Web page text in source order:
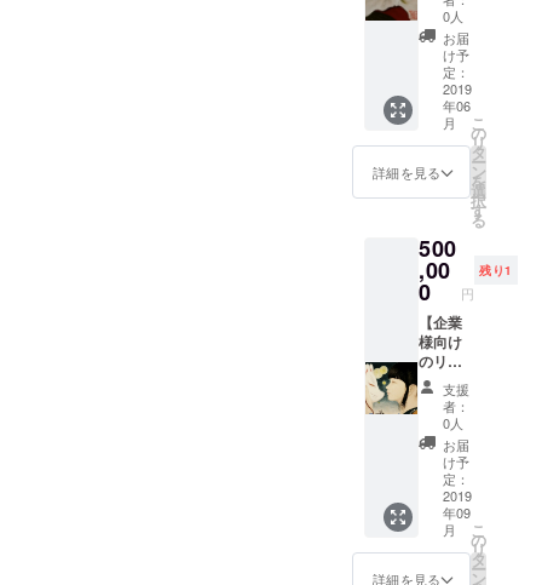
くださ
い) ※浴
衣レン
タルを
利用の
場合は
プロ
ジェク
ト成立
後にカ
りしま
すので
ご希望
の浴衣
と利用
日時を
ご指定
くださ
い。 ※
日本画
の題材
はこち
らで決
めさせ
て頂き
ます。
(画像は
見本で
礼状 ・
浴衣で
ギャラ
リーや
貸しス
ペース
利用(浴
衣レン
タル回
数券10
リー、
貸しス
ペース
利用回
数券5
枚) また
は、代
表春曄
作日本
画2枚と
オリジ
ナル
グッズ
セット
の2通り
からご
支援の
際に、
0人
お届
け予
定：
2019
年06
月
詳細を見る
こ
の
リ
タ
ー
ン
を
選
択
す
る
500
,00
0 円
残り1
【企業
様向け
のリ
ター
ン】 ・
春曄拙
作日本
画(画像
は一例
です。
テーマ
はこち
らで決
めさせ
支援
者：
0人
お届
け予
定：
2019
年09
月
詳細を見る
こ
の
リ
タ
ー
ン